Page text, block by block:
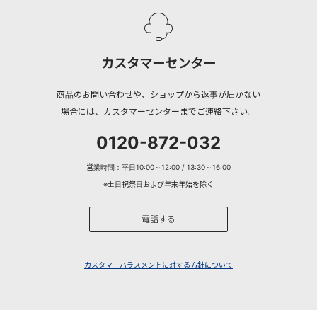
カスタマーセンター
商品のお問い合わせや、ショップから返事が届かない
場合には、カスタマーセンターまでご連絡下さい。
0120-872-032
営業時間：平日10:00～12:00 / 13:30～16:00
※土日祝祭日および年末年始を除く
電話する
カスタマーハラスメントに対する方針について